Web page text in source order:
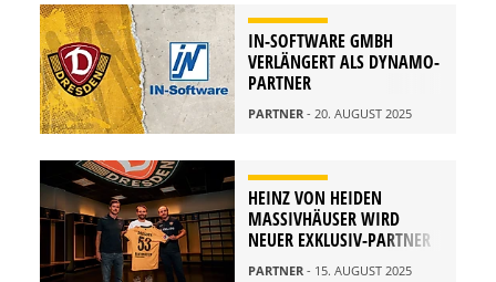
IN-SOFTWARE GMBH
VERLÄNGERT ALS DYNAMO-
PARTNER
PARTNER - 20. AUGUST 2025
HEINZ VON HEIDEN
MASSIVHÄUSER WIRD
NEUER EXKLUSIV-PARTNER
PARTNER - 15. AUGUST 2025